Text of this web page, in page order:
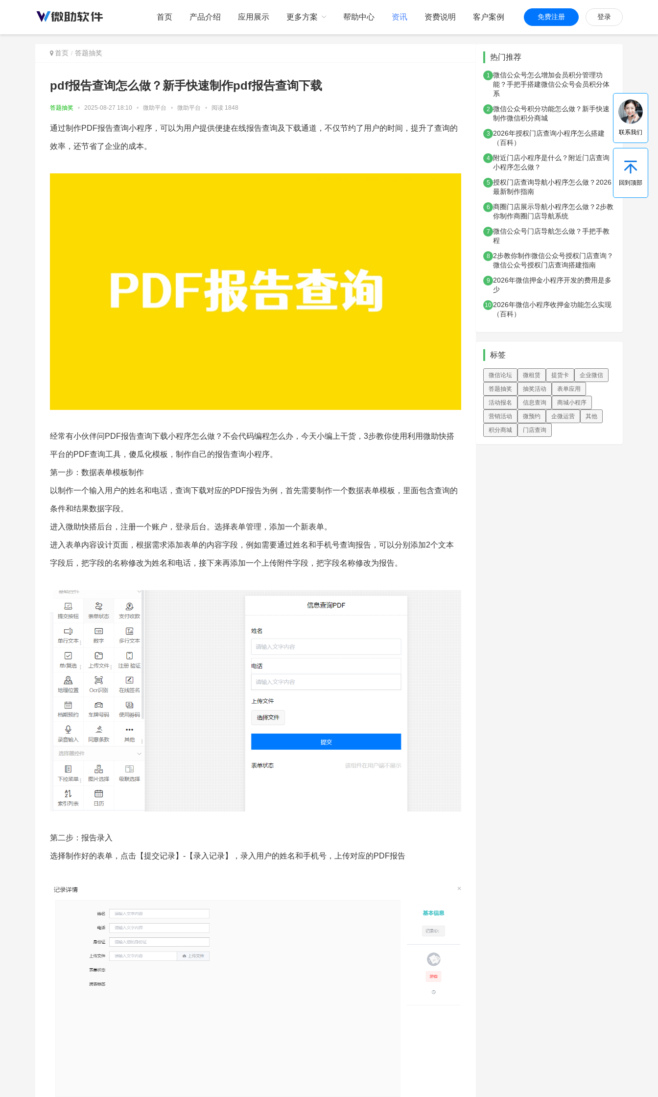
首页 产品介绍 应用展示 更多方案
关于我们
帮助中心 资讯 资费说明 客户案例 免费注册 登录
首页 答题抽奖
pdf报告查询怎么做？新手快速制作pdf报告查询下载
答题抽奖 • 2025-08-27 18:10 • 微助平台 • 微助平台 • 阅读 1848
通过制作PDF报告查询小程序，可以为用户提供便捷在线报告查询及下载通道，不仅节约了用户的时间，提升了查询的
效率，还节省了企业的成本。
经常有小伙伴问PDF报告查询下载小程序怎么做？不会代码编程怎么办，今天小编上干货，3步教你使用利用微助快搭
平台的PDF查询工具， 傻瓜化模板，制作自己的报告查询小程序。
第一步：数据表单模板制作
以制作一个输入用户的姓名和电话，查询下载对应的PDF报告为例，首先需要制作一个数据表单模板，里面包含查询的
条件和结果数据字段。
进入微助快搭后台，注册一个账户，登录后台。选择表单管理，添加一个新表单。
进入表单内容设计页面，根据需求添加表单的内容字段，例如需要通过姓名和手机号查询报告，可以分别添加2个文本
字段后，把字段的名称修改为姓名和电话，接下来再添加一个上传附件字段，把字段名称修改为报告。
第二步：报告录入
选择制作好的表单，点击【提交记录】-【录入记录】，录入用户的姓名和手机号，上传对应的PDF报告
热门推荐
1 微信公众号怎么增加会员积分管理功
能？手把手搭建微信公众号会员积分体
系
2 微信公众号积分功能怎么做？新手快速
制作微信积分商城
3 2026年授权门店查询小程序怎么搭建
（百科）
4
附近门店小程序是什么？附近门店查询
小程序怎么做？
5 授权门店查询导航小程序怎么做？2026
最新制作指南
6 商圈门店展示导航小程序怎么做？2步教
你制作商圈门店导航系统
7 微信公众号门店导航怎么做？手把手教
程
8 2步教你制作微信公众号授权门店查询？
微信公众号授权门店查询搭建指南
9 2026年微信押金小程序开发的费用是多
少
10 2026年微信小程序收押金功能怎么实现
（百科）
标签
微信论坛 微租赁 提货卡
企业微信
答题抽奖
抽奖活动
表单应用
活动报名
信息查询
商城小程序
营销活动
微预约 企微运营
其他
积分商城
门店查询
联系我们
回到顶部